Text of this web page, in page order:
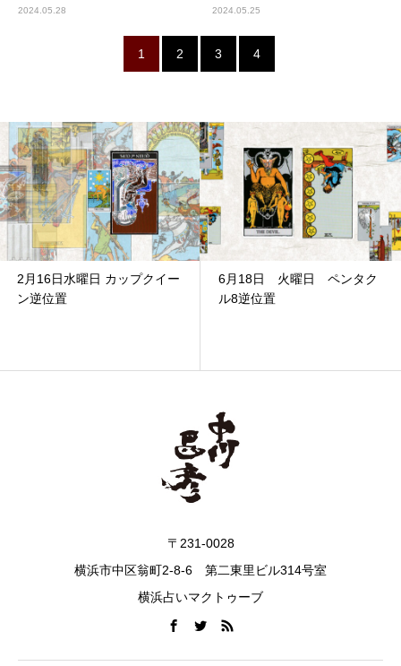
2024.05.28 2024.05.25
1 2 3 4
2月16日水曜日 カップクイー
ン逆位置
6月18日 火曜日 ペンタク
ル8逆位置
〒231-0028
横浜市中区翁町2-8-6 第二東里ビル314号室
横浜占いマクトゥーブ